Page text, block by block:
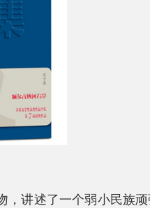
讲述了一个弱小民族